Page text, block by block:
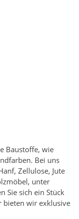
Baustoffe, wie
Bei uns
Zellulose, Jute
unter
Sie sich ein Stück
bieten wir exklusive